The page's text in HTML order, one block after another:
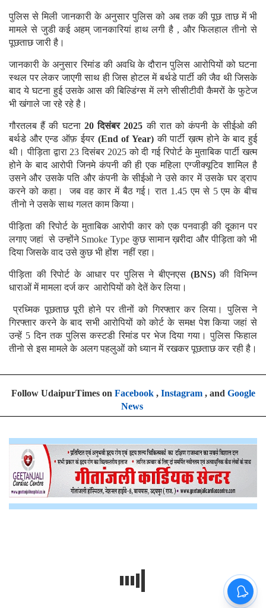
पुलिस से मिली जानकारी के अनुसार पुलिस को अब तक की पूछ ताछ में भी
मामले से जुडी कई अहम् जानकारियां हाथ लगी है , और फिलहाल तीनो से
पूछताछ जारी है।
जानकारी के अनुसार रिमांड की अवधि के दौरान पुलिस आरोपियों को घटना
स्थल पर लेकर जाएगी साथ ही जिस होटल में बर्थडे पार्टी की जैव थी जिसके
बाद ये घटना हुई उसके आस की बिल्डिंग्स में लगे सीसीटीवी कैमरों के फुटेज
भी खंगाले जा रहे रहे है।
गौरतलब हैं की घटना 20 दिसंबर 2025की रात को कंपनी के सीईओ की
बर्थडे और एन्ड ऑफ़ ईयर(End of Year)की पार्टी ख़त्म होने के बाद हुई
थी। पीड़िता द्वारा 23 दिसंबर 2025 को दी गई रिपोर्ट के मुताबिक पार्टी खत्म
होने के बाद आरोपी जिनमे कंपनी की ही एक महिला एग्जीक्यूटिव शामिल है
उसने और उसके पति और कंपनी के सीईओ ने उसे कार में उसके घर ड्राप
करने को कहा। जब वह कार में बैठ गई। रात 1.45 एम से 5 एम के बीच
तीनो ने उसके साथ गलत काम किया।
पीड़िता की रिपोर्ट के मुताबिक आरोपी कार को एक पनवाड़ी की दूकान पर
लगाए जहां से उन्होंने Smoke Type कुछ सामान ख़रीदा और पीड़िता को भी
दिया जिसके वाद उसे कुछ भी होंश नहीं रहा।
पीड़िता की रिपोर्ट के आधार पर पुलिस ने बीएनएस (BNS)की विभिन्न
धाराओं में मामला दर्ज कर आरोपियों को देतें केर लिया।
प्रध्मिक पूछताछ पूरी होने पर तीनों को गिरफ्तार कर लिया। पुलिस ने
गिरफ्तार करने के बाद सभी आरोपियों को कोर्ट के समक्ष पेश किया जहां से
उन्हें 5 दिन तक पुलिस कस्टडी रिमांड पर भेज दिया गया। पुलिस फिहाल
तीनो से इस मामले के अलग पहलुओं को ध्यान में रखकर पूछताछ कर रही है।
Follow UdaipurTimes on Facebook, Instagram, and Google
News